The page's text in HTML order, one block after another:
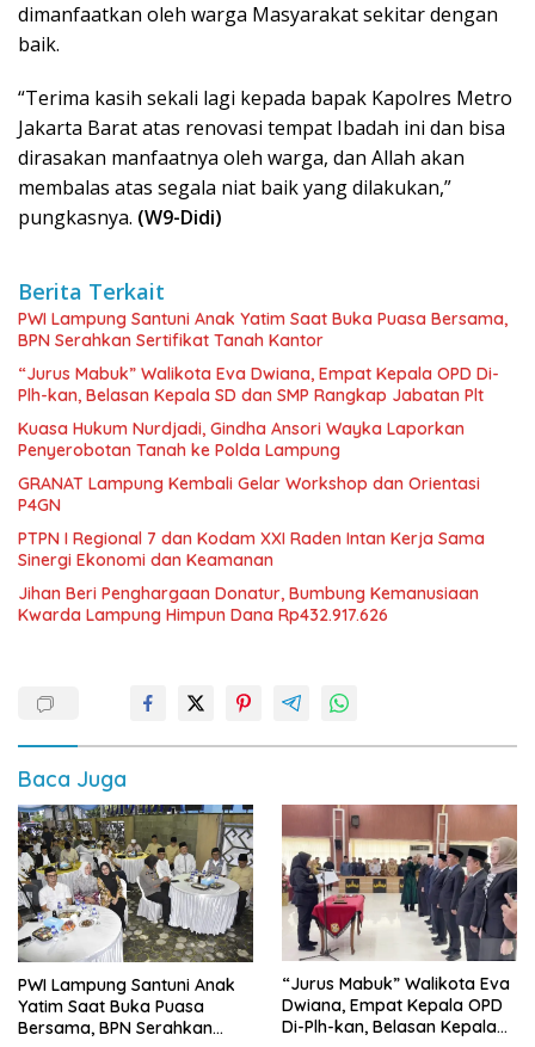
dimanfaatkan oleh warga Masyarakat sekitar dengan
baik.
“Terima kasih sekali lagi kepada bapak Kapolres Metro
Jakarta Barat atas renovasi tempat Ibadah ini dan bisa
dirasakan manfaatnya oleh warga, dan Allah akan
membalas atas segala niat baik yang dilakukan,”
pungkasnya. (W9-Didi)
Berita Terkait
PWI Lampung Santuni Anak Yatim Saat Buka Puasa Bersama,
BPN Serahkan Sertifikat Tanah Kantor
“Jurus Mabuk” Walikota Eva Dwiana, Empat Kepala OPD Di-
Plh-kan, Belasan Kepala SD dan SMP Rangkap Jabatan Plt
Kuasa Hukum Nurdjadi, Gindha Ansori Wayka Laporkan
Penyerobotan Tanah ke Polda Lampung
GRANAT Lampung Kembali Gelar Workshop dan Orientasi
P4GN
PTPN I Regional 7 dan Kodam XXI Raden Intan Kerja Sama
Sinergi Ekonomi dan Keamanan
Jihan Beri Penghargaan Donatur, Bumbung Kemanusiaan
Kwarda Lampung Himpun Dana Rp432.917.626
Baca Juga
PWI Lampung Santuni Anak
Yatim Saat Buka Puasa
Bersama, BPN Serahkan
“Jurus Mabuk” Walikota Eva
Dwiana, Empat Kepala OPD
Di-Plh-kan, Belasan Kepala